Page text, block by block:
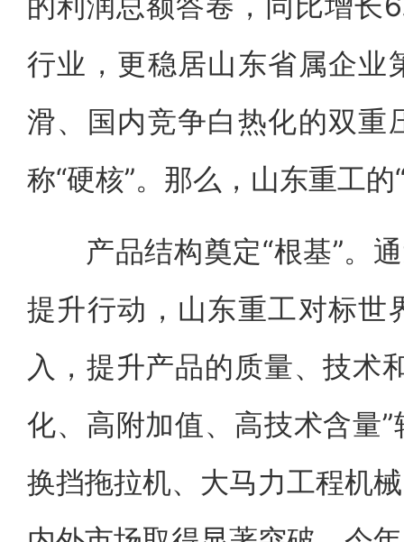
行业，更稳居山东省属企业
滑、国内竞争白热化的双重
称“硬核”。那么，山东重工
产品结构奠定“根基”。通
提升行动，山东重工对标世
入，提升产品的质量、技术
化、高附加值、高技术含量
换挡拖拉机、大马力工程机